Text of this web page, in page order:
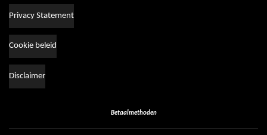
Privacy Statement
Cookie beleid
Disclaimer
Betaalmethoden